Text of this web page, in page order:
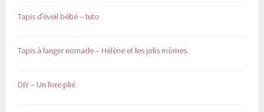
Tapis d’éveil bébé – tuto
Tapis à langer nomade – Hélène et les jolis mômes
DIY – Un livre plié